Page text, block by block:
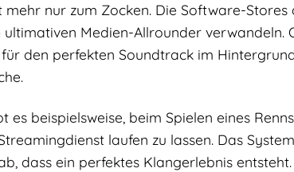
nur zum Zocken. Die Software-Stores
Medien-Allrounder verwandeln.
den perfekten Soundtrack im
beispielsweise, beim Spielen eines
laufen zu lassen. Das
dass ein perfektes Klangerlebnis entsteht.